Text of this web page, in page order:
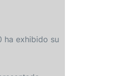
ha exhibido su